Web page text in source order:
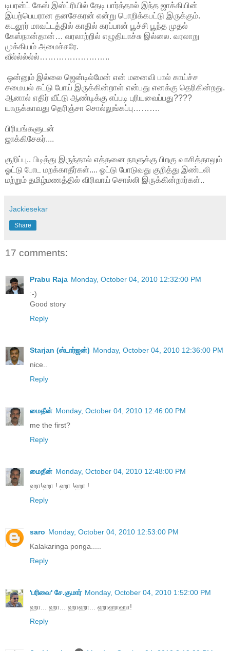
டிபரன்ட் கேஸ் இஸ்ட்ரியில் தேடி பார்த்தால் இந்த ஜாக்கியின்
இயற்பெயரான தனசேகரன் என்று பொறிக்கபட்டு இருக்கும்.
கடலூர் மாவட்டத்தில் காதில் கரப்பான் பூச்சி பூந்த முதல்
கேஸ்நான்தான்… வரலாற்றில் எழுதியாச்சு இல்லை. வரலாறு
முக்கியம் அமைச்சரே.
வீல்ல்ல்ல்ல்……………………..
ஒன்னும் இல்லை ஜென்டில்மேன் என் மனைவி பால் காய்ச்ச
சமையல் கட்டு போய் இருக்கின்றாள் என்பது எனக்கு தெரிகின்றது.
ஆனால் எதிர் வீட்டு ஆண்டிக்கு எப்படி புரியவைப்பது????
யாருக்காவது தெரிஞ்சா சொல்லுங்கப்பு……….
பிரியங்களுடன்
ஜாக்கிசேகர்....
குறிப்பு.. பிடித்து இருந்தால் எத்தனை நாளுக்கு பிறகு வாசித்தாலும்
ஓட்டு போட மறக்காதீர்கள்.... ஓட்டு போடுவது குறித்து இண்டலி
மற்றும் தமிழ்மணத்தில் விரிவாய் சொல்லி இருக்கின்றார்கள்..
Jackiesekar
Share
17 comments:
Prabu Raja Monday, October 04, 2010 12:32:00 PM
:-)
Good story
Reply
Starjan (ஸ்டார்ஜன்) Monday, October 04, 2010 12:36:00 PM
nice..
Reply
மைதீன் Monday, October 04, 2010 12:46:00 PM
me the first?
Reply
மைதீன் Monday, October 04, 2010 12:48:00 PM
ஹா!ஹா ! ஹா !ஹா !
Reply
saro Monday, October 04, 2010 12:53:00 PM
Kalakaringa ponga.....
Reply
'பரிவை' சே.குமார் Monday, October 04, 2010 1:52:00 PM
ஹா... ஹா... ஹாஹா... ஹாஹாஹா!
Reply